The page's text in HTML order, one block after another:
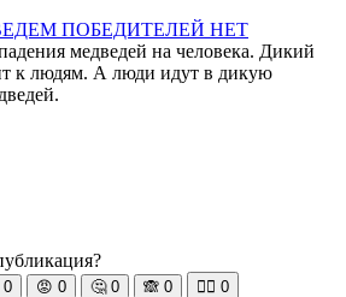
ПОБЕДИТЕЛЕЙ НЕТ
медведей на человека. Дикий
к людям. А люди идут в дикую
0 😡 0 🤔 0 🙈 0 🧘‍♀️ 0